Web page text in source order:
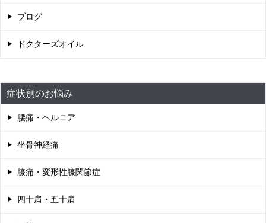
ブログ
ドクターズオイル
症状別のお悩み
腰痛・ヘルニア
坐骨神経痛
膝痛・変形性膝関節症
四十肩・五十肩